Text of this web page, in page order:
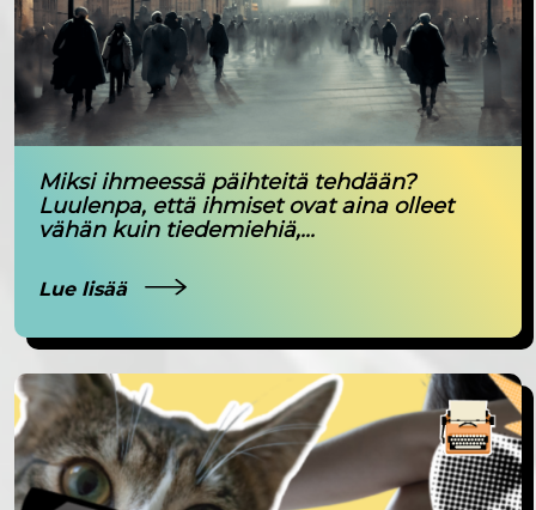
Miksi ihmeessä päihteitä tehdään?
Luulenpa, että ihmiset ovat aina olleet
vähän kuin tiedemiehiä,...
Lue lisää